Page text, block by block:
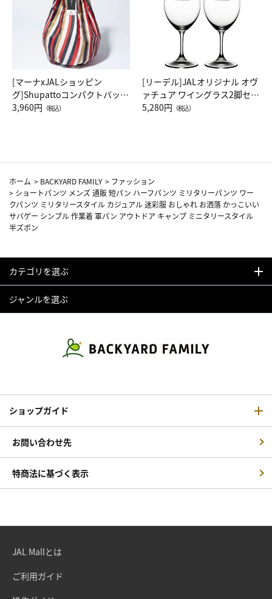
[マーナxJALショッピン
グ]Shupattoコンパクトバッグ
Drop JAL客室乗務員（LC）ス
3,960円 （税込）
[リーデル]JALオリジナル オヴ
ァチュア ワイングラス2脚セッ
ト（レッドワイン）
5,280円 （税込）
ホーム > BACKYARD FAMILY > ファッション
> ショートパンツ メンズ 通販 短パン ハーフパンツ ミリタリーパンツ ワー
クパンツ ミリタリースタイル カジュアル 迷彩服 おしゃれ お洒落 かっこいい
サバゲー シンプル 作業着 軍パン アウトドア キャンプ ミニタリースタイル
半ズボン
カテゴリを選ぶ
ジャンルを選ぶ
ショップガイド
お問い合わせ先
特商法に基づく表示
JAL Mallとは
ご利用ガイド